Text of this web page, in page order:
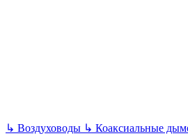
↳ Воздуховоды ↳ Коаксиальные